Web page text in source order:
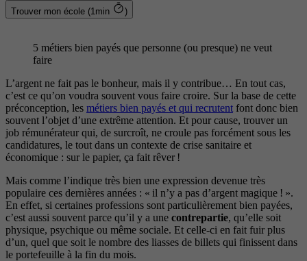
Trouver mon école (1min )
5 métiers bien payés que personne (ou presque) ne veut
faire
L’argent ne fait pas le bonheur, mais il y contribue… En tout cas,
c’est ce qu’on voudra souvent vous faire croire. Sur la base de cette
préconception, les métiers bien payés et qui recrutent font donc bien
souvent l’objet d’une extrême attention. Et pour cause, trouver un
job rémunérateur qui, de surcroît, ne croule pas forcément sous les
candidatures, le tout dans un contexte de crise sanitaire et
économique : sur le papier, ça fait rêver !
Mais comme l’indique très bien une expression devenue très
populaire ces dernières années : « il n’y a pas d’argent magique ! ».
En effet, si certaines professions sont particulièrement bien payées,
c’est aussi souvent parce qu’il y a une contrepartie, qu’elle soit
physique, psychique ou même sociale. Et celle-ci en fait fuir plus
d’un, quel que soit le nombre des liasses de billets qui finissent dans
le portefeuille à la fin du mois.